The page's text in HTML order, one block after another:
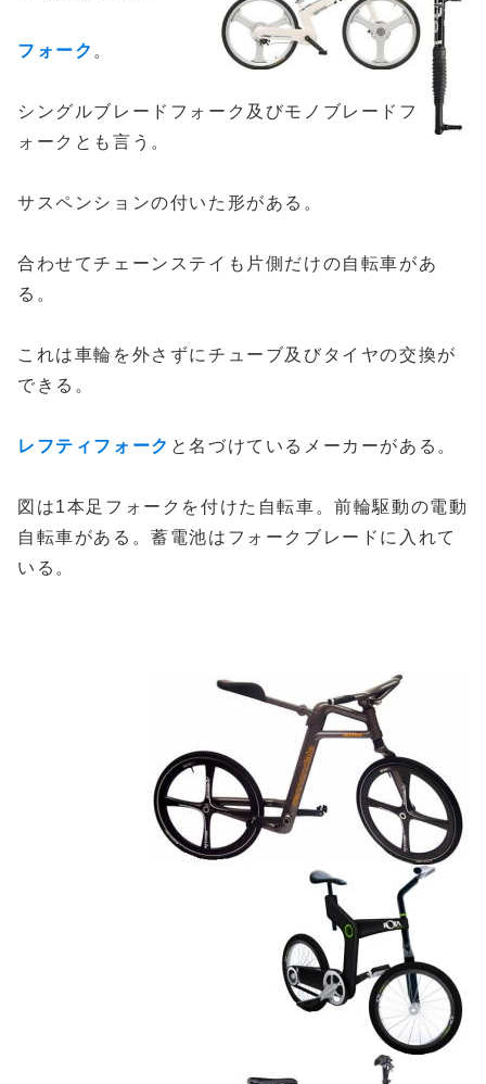
フォーク 。
シングルブレードフォーク及びモノブレードフ
ォークとも言う。
サスペンションの付いた形がある。
合わせてチェーンステイも片側だけの自転車があ
る。
これは車輪を外さずにチューブ及びタイヤの交換が
できる。
レフティフォーク と名づけているメーカーがある。
図は1本足フォークを付けた自転車。前輪駆動の電動
自転車がある。蓄電池はフォークブレードに入れて
いる。